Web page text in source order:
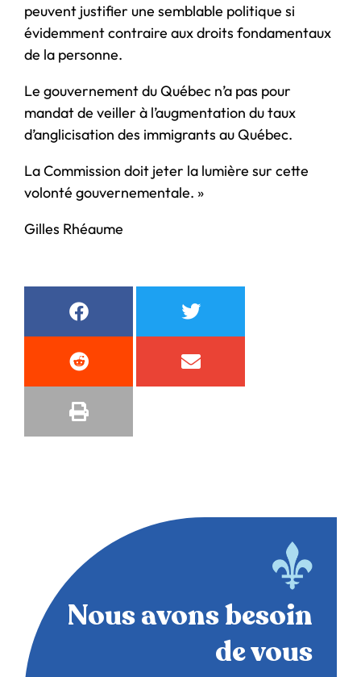
peuvent justifier une semblable politique si
évidemment contraire aux droits fondamentaux
de la personne.
Le gouvernement du Québec n’a pas pour
mandat de veiller à l’augmentation du taux
d’anglicisation des immigrants au Québec.
La Commission doit jeter la lumière sur cette
volonté gouvernementale. »
Gilles Rhéaume
Nous avons besoin
de vous